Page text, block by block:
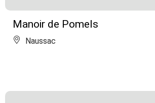
Manoir de Pomels
Naussac